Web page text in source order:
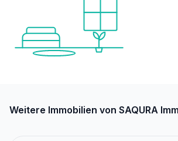
Weitere Immobilien von SAQURA